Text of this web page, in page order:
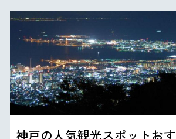
神戸の人気観光スポットおす